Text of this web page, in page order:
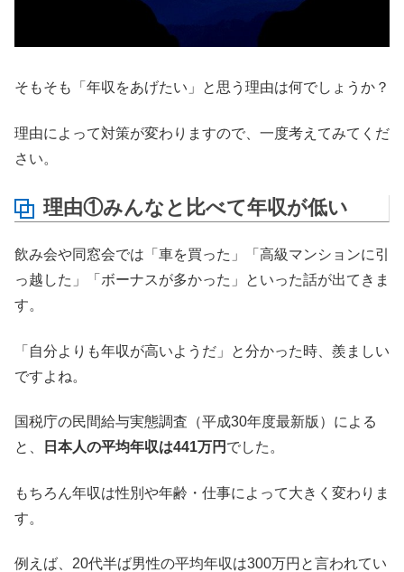
そもそも「年収をあげたい」と思う理由は何でしょうか？
理由によって対策が変わりますので、一度考えてみてくだ
さい。
理由①みんなと比べて年収が低い
飲み会や同窓会では「車を買った」「高級マンションに引
っ越した」「ボーナスが多かった」といった話が出てきま
す。
「自分よりも年収が高いようだ」と分かった時、羨ましい
ですよね。
国税庁の民間給与実態調査（平成30年度最新版）による
と、
日本人の平均年収は441万円 でした。
もちろん年収は性別や年齢・仕事によって大きく変わりま
す。
例えば、20代半ば男性の平均年収は300万円と言われてい